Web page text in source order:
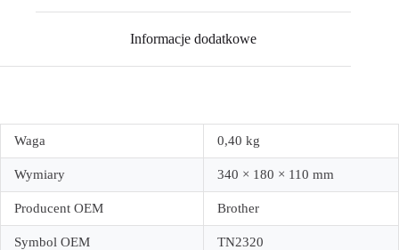
Informacje dodatkowe
Waga 0,40 kg
Wymiary 340 × 180 × 110 mm
Producent OEM Brother
Symbol OEM TN2320